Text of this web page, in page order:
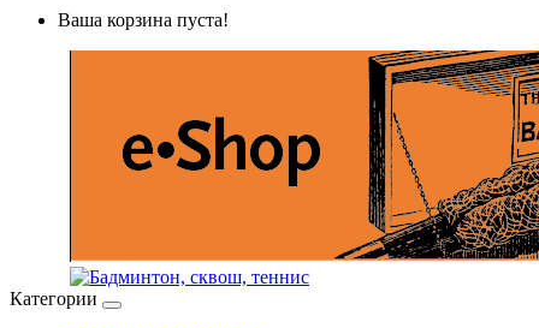
Ваша корзина пуста!
Категории